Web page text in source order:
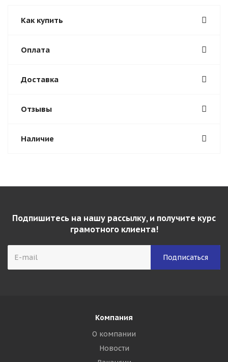
Как купить
Оплата
Доставка
Отзывы
Наличие
Подпишитесь на нашу рассылку, и получите курс
грамотного клиента!
Компания
О компании
Новости